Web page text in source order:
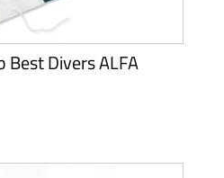
Best Divers ALFA